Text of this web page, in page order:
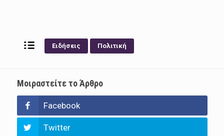
Ειδήσεις Πολιτική
Μοιραστείτε το Άρθρο
Facebook
Twitter